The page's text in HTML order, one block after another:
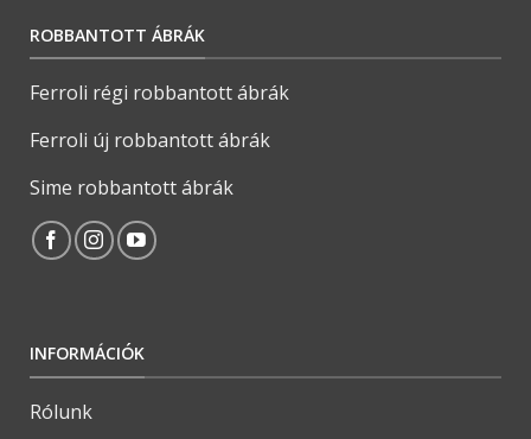
ROBBANTOTT ÁBRÁK
Ferroli régi robbantott ábrák
Ferroli új robbantott ábrák
Sime robbantott ábrák
INFORMÁCIÓK
Rólunk